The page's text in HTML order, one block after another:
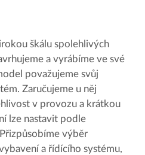
škálu spolehlivých
a vyrábíme ve své
považujeme svůj
Zaručujeme u něj
v provozu a krátkou
lze nastavit podle
výběr
a řídícího systému,